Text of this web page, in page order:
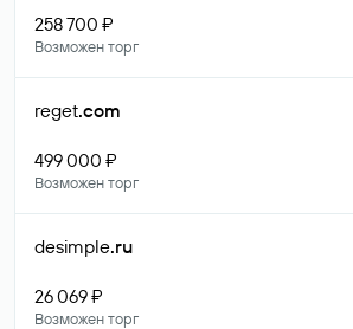
258 700 ₽
Возможен торг
reget.com
499 000 ₽
Возможен торг
desimple.ru
26 069 ₽
Возможен торг